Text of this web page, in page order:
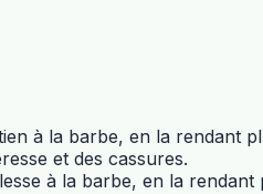
à la barbe, en la rendant
et des cassures.
à la barbe, en la rendant